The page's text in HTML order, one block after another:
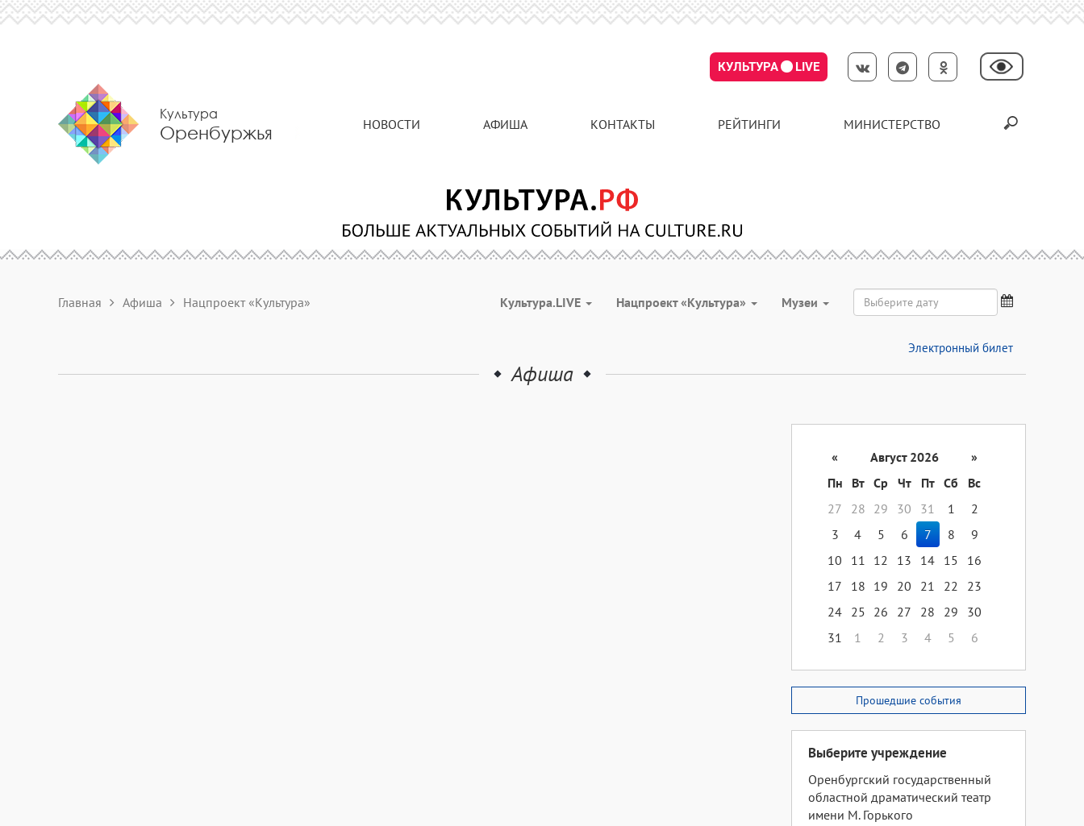
КУЛЬТУРА LIVE
Культура
Оренбуржья НОВОСТИ АФИША КОНТАКТЫ РЕЙТИНГИ МИНИСТЕРСТВО
Главная Афиша Нацпроект «Культура» Культура.LIVE Нацпроект «Культура» Музеи
Электронный билет
Афиша
« Август 2026
»
Пн
Вт Ср Чт Пт Сб
Вс
27
28 29 30 31 1
2
3
4 5 6 7 8
9
10
11 12 13 14 15
16
17
18 19 20 21 22
23
24 25 26 27 28 29
30
31
1 2 3 4 5 6
Прошедшие события
Выберите учреждение
Оренбургский государственный
областной драматический театр
имени М. Горького